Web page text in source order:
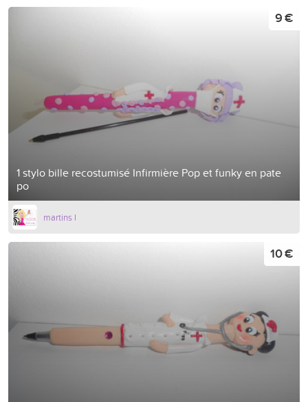
1 stylo bille recostumisé Infirmière Pop et funky en pate
po
9 €
martins l
10 €